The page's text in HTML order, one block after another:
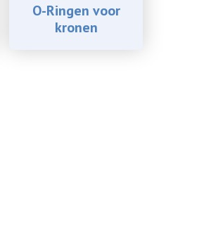
O-Ringen voor
kronen